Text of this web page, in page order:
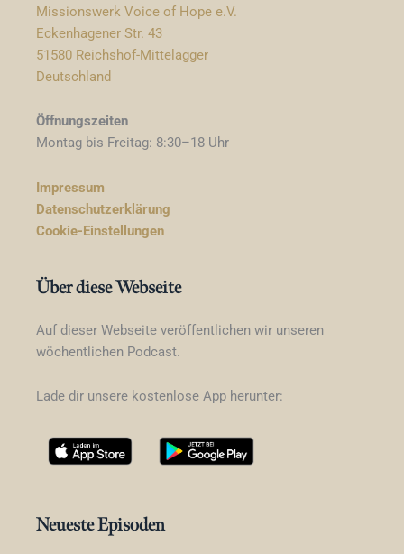
Missionswerk Voice of Hope e.V.
Eckenhagener Str. 43
51580 Reichshof-Mittelagger
Deutschland
Öffnungszeiten
Montag bis Freitag: 8:30–18 Uhr
Impressum
Datenschutzerklärung
Cookie-Einstellungen
Über diese Webseite
Auf dieser Webseite veröffentlichen wir unseren
wöchentlichen Podcast.
Lade dir unsere kostenlose App herunter:
Neueste Episoden